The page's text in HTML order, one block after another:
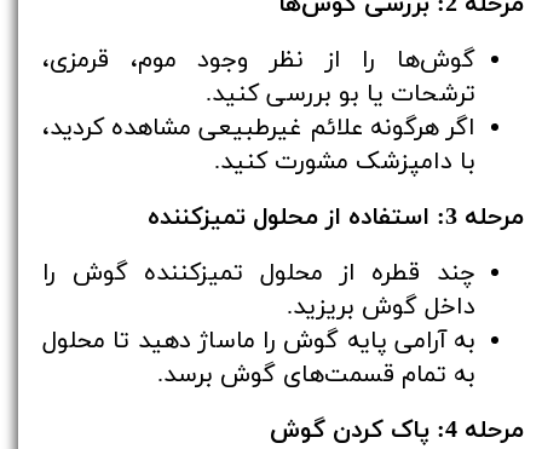
گوش‌ها را از نظر وجود موم، قرمزی،
ترشحات یا بو بررسی کنید.
اگر هرگونه علائم غیرطبیعی مشاهده کردید،
با دامپزشک مشورت کنید.
مرحله 3: استفاده از محلول تمیزکننده
چند قطره از محلول تمیزکننده گوش را
داخل گوش بریزید.
به آرامی پایه گوش را ماساژ دهید تا محلول
به تمام قسمت‌های گوش برسد.
مرحله 4: پاک کردن گوش